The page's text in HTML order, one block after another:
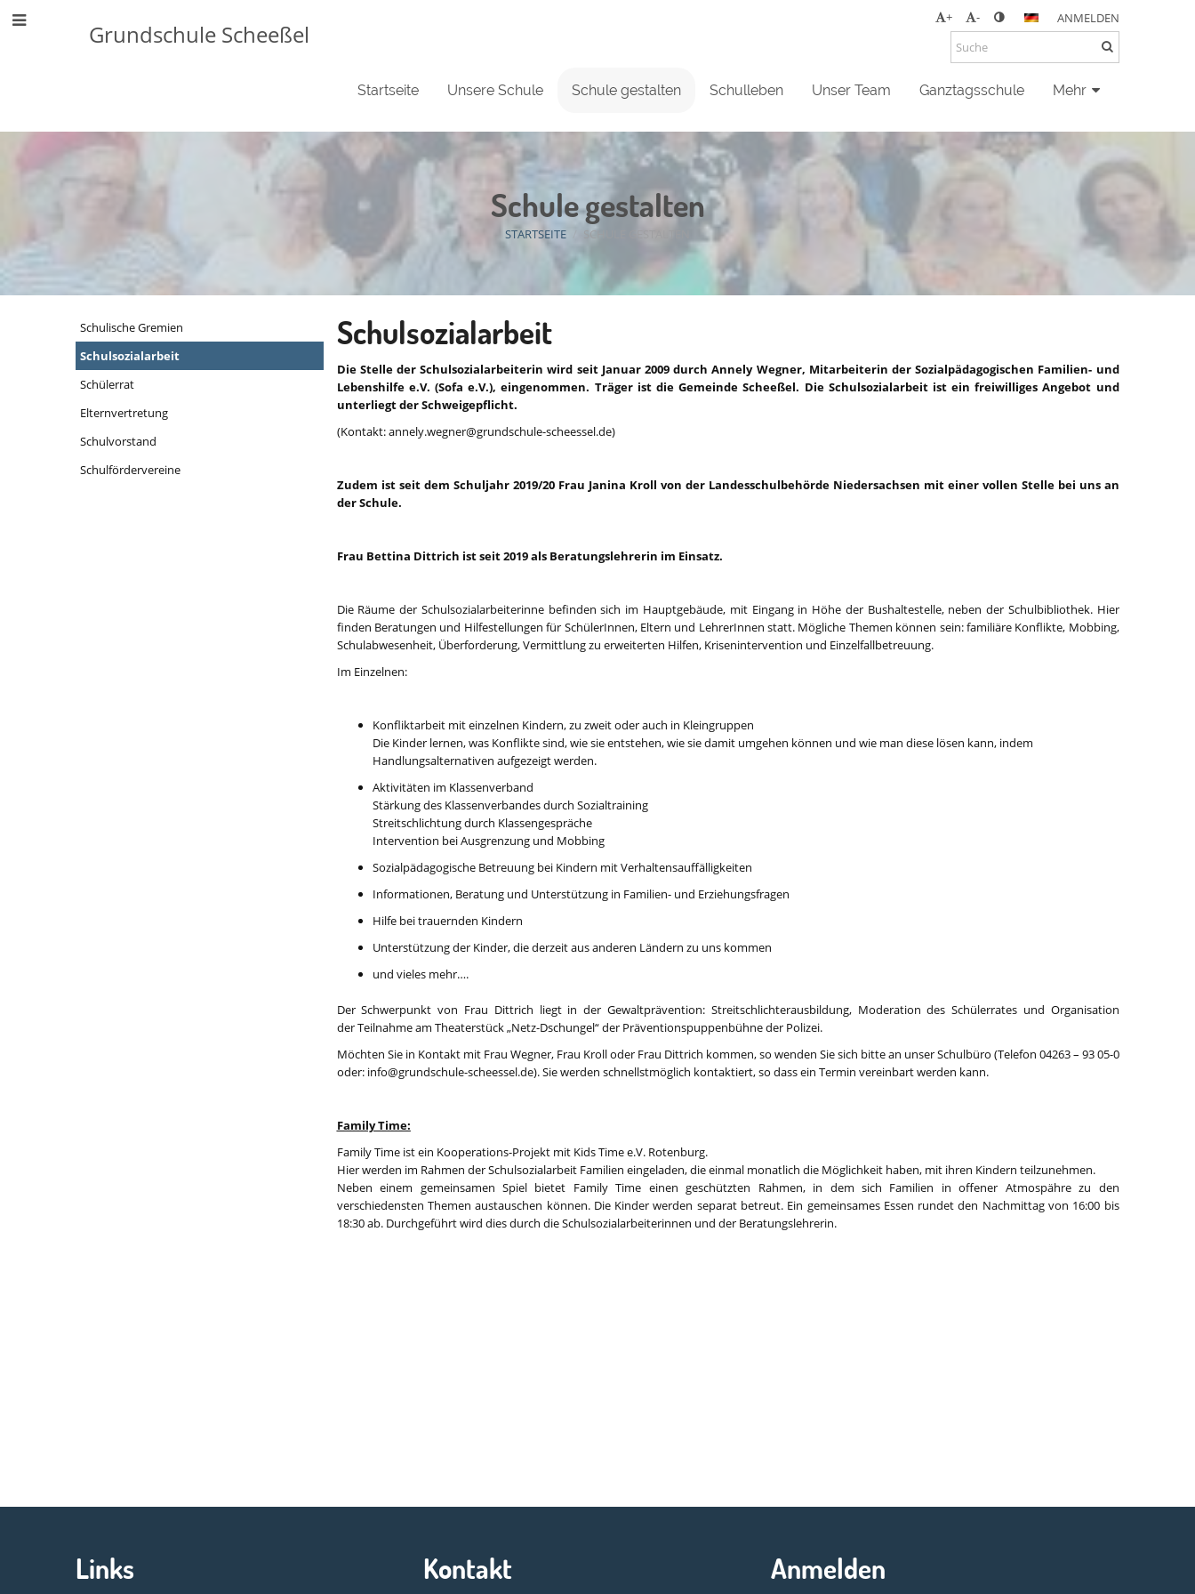
Grundschule Scheeßel
+ - ANMELDEN
Startseite Unsere Schule Schule gestalten Schulleben Unser Team Ganztagsschule Mehr
Schule gestalten
STARTSEITE SCHULE GESTALTEN
Schule
gestalten
Schulische Gremien
Schulsozialarbeit
Schülerrat
Elternvertretung
Schulvorstand
Schulfördervereine
Schulsozialarbeit
Die Stelle der Schulsozialarbeiterin wird seit Januar 2009 durch Annely Wegner, Mitarbeiterin der Sozialpädagogischen Familien- und
Lebenshilfe e.V. (Sofa e.V.), eingenommen. Träger ist die Gemeinde Scheeßel. Die Schulsozialarbeit ist ein freiwilliges Angebot und
unterliegt der Schweigepflicht.
(Kontakt: annely.wegner@grundschule-scheessel.de)
Zudem ist seit dem Schuljahr 2019/20 Frau Janina Kroll von der Landesschulbehörde Niedersachsen mit einer vollen Stelle bei uns an
der Schule.
Frau Bettina Dittrich ist seit 2019 als Beratungslehrerin im Einsatz.
Die Räume der Schulsozialarbeiterinne befinden sich im Hauptgebäude, mit Eingang in Höhe der Bushaltestelle, neben der Schulbibliothek. Hier
finden Beratungen und Hilfestellungen für SchülerInnen, Eltern und LehrerInnen statt. Mögliche Themen können sein: familiäre Konflikte, Mobbing,
Schulabwesenheit, Überforderung, Vermittlung zu erweiterten Hilfen, Krisenintervention und Einzelfallbetreuung.
Im Einzelnen:
Konfliktarbeit mit einzelnen Kindern, zu zweit oder auch in Kleingruppen
Die Kinder lernen, was Konflikte sind, wie sie entstehen, wie sie damit umgehen können und wie man diese lösen kann, indem
Handlungsalternativen aufgezeigt werden.
Aktivitäten im Klassenverband
Stärkung des Klassenverbandes durch Sozialtraining
Streitschlichtung durch Klassengespräche
Intervention bei Ausgrenzung und Mobbing
Sozialpädagogische Betreuung bei Kindern mit Verhaltensauffälligkeiten
Informationen, Beratung und Unterstützung in Familien- und Erziehungsfragen
Hilfe bei trauernden Kindern
Unterstützung der Kinder, die derzeit aus anderen Ländern zu uns kommen
und vieles mehr….
Der Schwerpunkt von Frau Dittrich liegt in der Gewaltprävention: Streitschlichterausbildung, Moderation des Schülerrates und Organisation
der Teilnahme am Theaterstück „Netz-Dschungel“ der Präventionspuppenbühne der Polizei.
Möchten Sie in Kontakt mit Frau Wegner, Frau Kroll oder Frau Dittrich kommen, so wenden Sie sich bitte an unser Schulbüro (Telefon 04263 – 93 05-0
oder: info@grundschule-scheessel.de). Sie werden schnellstmöglich kontaktiert, so dass ein Termin vereinbart werden kann.
Family Time:
Family Time ist ein Kooperations-Projekt mit Kids Time e.V. Rotenburg.
Hier werden im Rahmen der Schulsozialarbeit Familien eingeladen, die einmal monatlich die Möglichkeit haben, mit ihren Kindern teilzunehmen.
Neben einem gemeinsamen Spiel bietet Family Time einen geschützten Rahmen, in dem sich Familien in offener Atmospähre zu den
verschiedensten Themen austauschen können. Die Kinder werden separat betreut. Ein gemeinsames Essen rundet den Nachmittag von 16:00 bis
18:30 ab. Durchgeführt wird dies durch die Schulsozialarbeiterinnen und der Beratungslehrerin.
Links Kontakt Anmelden